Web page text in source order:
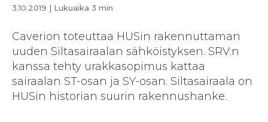
3.10.2019 | Lukuaika 3 min
Caverion toteuttaa HUSin rakennuttaman
uuden Siltasairaalan sähköistyksen. SRV:n
kanssa tehty urakkasopimus kattaa
sairaalan ST-osan ja SY-osan. Siltasairaala on
HUSin historian suurin rakennushanke.